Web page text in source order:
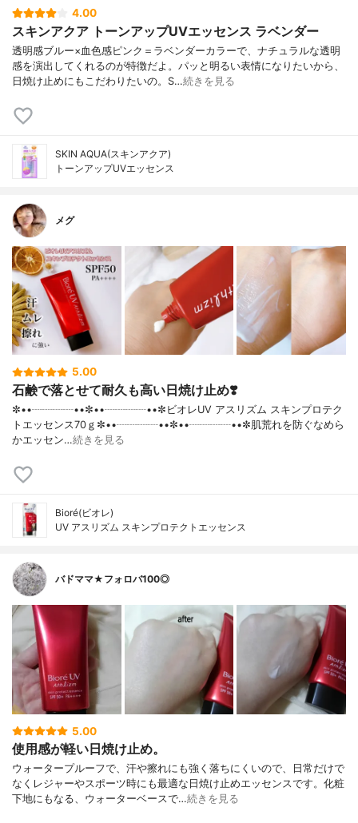
4.00
スキンアクア トーンアップUVエッセンス ラベンダー
透明感ブルー×血色感ピンク＝ラベンダーカラーで、ナチュラルな透明
感を演出してくれるのが特徴だよ。パッと明るい表情になりたいから、
日焼け止めにもこだわりたいの。S…続きを見る
SKIN AQUA(スキンアクア)
トーンアップUVエッセンス
メグ
5.00
石鹸で落とせて耐久も高い日焼け止め❣️
✼••┈┈┈┈••✼••┈┈┈┈••✼ビオレUV アスリズム スキンプロテク
トエッセンス70ｇ✼••┈┈┈┈••✼••┈┈┈┈••✼肌荒れを防ぐなめら
かエッセン…続きを見る
Bioré(ビオレ)
UV アスリズム スキンプロテクトエッセンス
バドママ★フォロバ100◎
5.00
使用感が軽い日焼け止め。
ウォータープルーフで、汗や擦れにも強く落ちにくいので、日常だけで
なくレジャーやスポーツ時にも最適な日焼け止めエッセンスです。化粧
下地にもなる、ウォーターベースで…続きを見る